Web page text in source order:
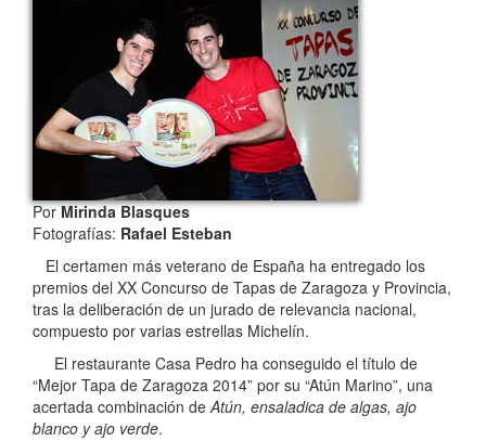
PorMirinda Blasques
Fotografías: Rafael Esteban
El certamen más veterano de España ha entregado los
premios del XX Concurso de Tapas de Zaragoza y Provincia,
tras la deliberación de un jurado de relevancia nacional,
compuesto por varias estrellas Michelín.
El restaurante Casa Pedro ha conseguido el título de
“Mejor Tapa de Zaragoza 2014” por su “Atún Marino”, una
acertada combinación deAtún, ensaladica de algas, ajo
blanco y ajo verde.